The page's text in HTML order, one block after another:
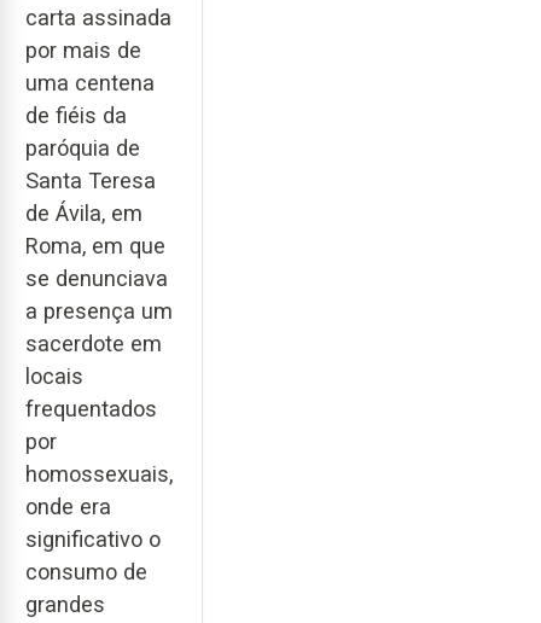
carta assinada
por mais de
uma centena
de fiéis da
paróquia de
Santa Teresa
de Ávila, em
Roma, em que
se denunciava
a presença um
sacerdote em
locais
frequentados
por
homossexuais,
onde era
significativo o
consumo de
grandes